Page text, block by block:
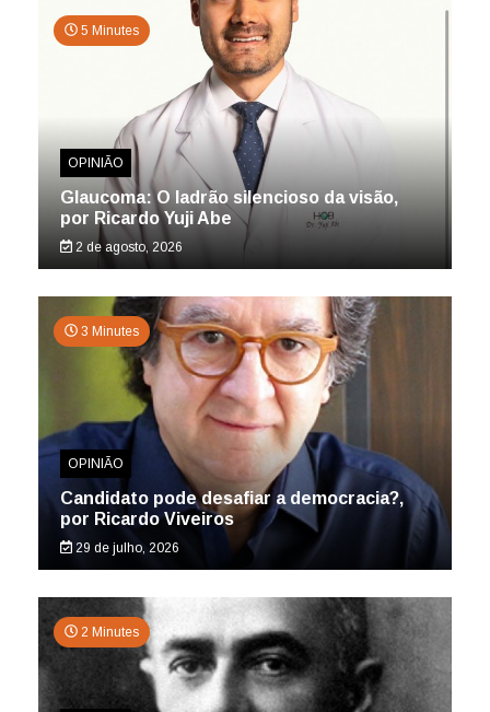
5 Minutes
OPINIÃO
Glaucoma: O ladrão silencioso da visão,
por Ricardo Yuji Abe
2 de agosto, 2026
3 Minutes
OPINIÃO
Candidato pode desafiar a democracia?,
por Ricardo Viveiros
29 de julho, 2026
2 Minutes